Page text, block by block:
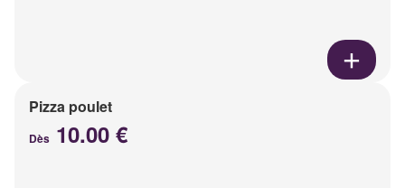
Pizza poulet
Dès 10.00 €